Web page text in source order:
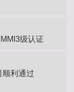
级认证
顺利通过